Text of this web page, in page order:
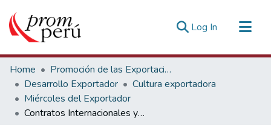
Log In (current)
Communities & Collections
All of DSpace
Statistics
Estadísticas Externas
Home
Promoción de las Exportaciones
Desarrollo Exportador
Cultura exportadora
Miércoles del Exportador
Contratos Internacionales y Negociación Comercial [30 de mayo de 2012]